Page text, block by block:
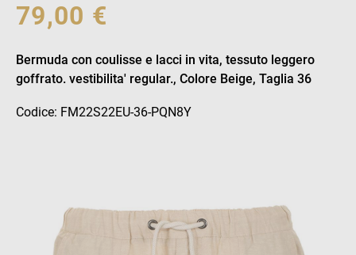
79,00 €
Bermuda con coulisse e lacci in vita, tessuto leggero
goffrato. vestibilita' regular., Colore Beige, Taglia 36
Codice: FM22S22EU-36-PQN8Y